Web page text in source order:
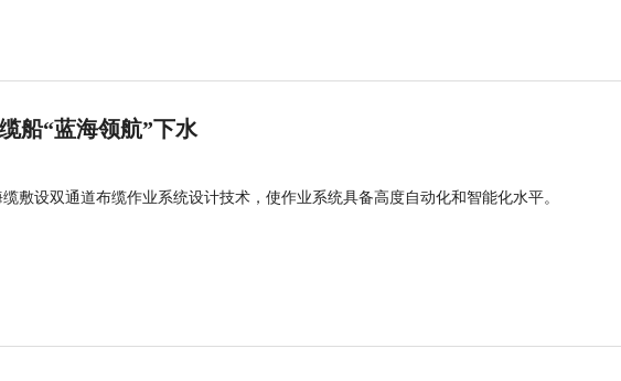
船“蓝海领航”下水
敷设双通道布缆作业系统设计技术，使作业系统具备高度自动化和智能化水平。